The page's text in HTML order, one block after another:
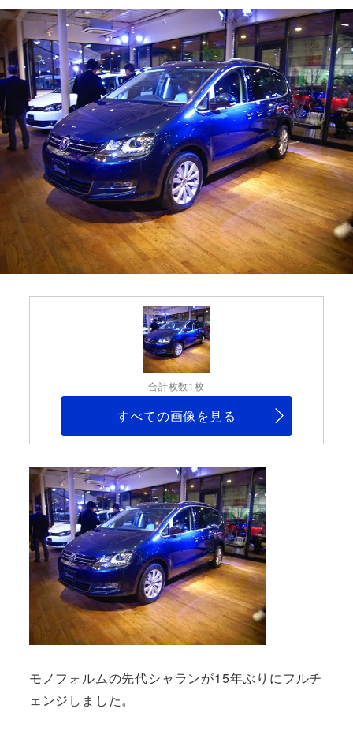
合計枚数1枚
すべての画像を見る
モノフォルムの先代シャランが15年ぶりにフルチ
ェンジしました。